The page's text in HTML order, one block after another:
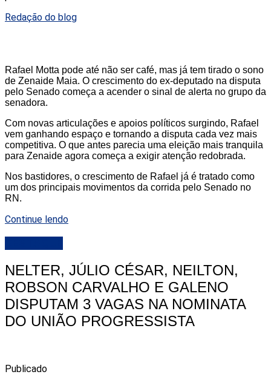
Redação do blog
Rafael Motta pode até não ser café, mas já tem tirado o sono
de Zenaide Maia. O crescimento do ex-deputado na disputa
pelo Senado começa a acender o sinal de alerta no grupo da
senadora.
Com novas articulações e apoios políticos surgindo, Rafael
vem ganhando espaço e tornando a disputa cada vez mais
competitiva. O que antes parecia uma eleição mais tranquila
para Zenaide agora começa a exigir atenção redobrada.
Nos bastidores, o crescimento de Rafael já é tratado como
um dos principais movimentos da corrida pelo Senado no
RN.
Continue lendo
NELTER, JÚLIO CÉSAR, NEILTON,
ROBSON CARVALHO E GALENO
DISPUTAM 3 VAGAS NA NOMINATA
DO UNIÃO PROGRESSISTA
Publicado